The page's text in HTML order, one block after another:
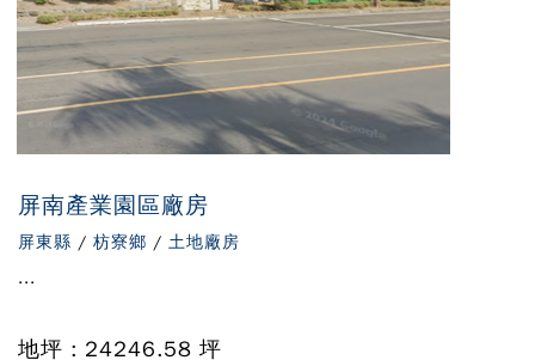
屏南產業園區廠房
屏東縣 / 枋寮鄉 / 土地廠房
...
地坪 : 24246.58 坪